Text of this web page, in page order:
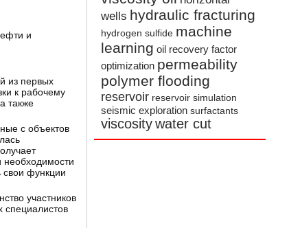
wells hydraulic fracturing
hydrogen sulfide machine
learning oil recovery factor
optimization permeability
polymer flooding
reservoir reservoir simulation
seismic exploration surfactants
viscositywater cut
и
из первых
к рабочему
также
с объектов
свои функции
участников